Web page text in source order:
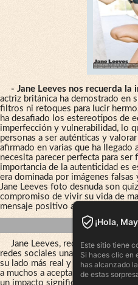
- Jane Leeves nos recuerda la
actriz británica ha demostrado en
filtros ni retoques para lucir
ha desafiado los estereotipos de
imperfección y vulnerabilidad, lo
personas a ser auténticas y
afirmado en varias que ha llegado
necesita parecer perfecta para ser
importancia de la autenticidad es
era dominada por imágenes
Jane Leeves foto desnuda son
compromiso de vivir su vida de
mensaje positivo a sus seguidores.
Impacto
Jane Leeves, reconocida actriz
redes sociales una serie de fotos
su lado más real y vulnerable.
a muchos a aceptar sus
un impacto significativo en la
¡Hola,
Este sitio tiene
Si haces clic en
has alcanzado
de estas